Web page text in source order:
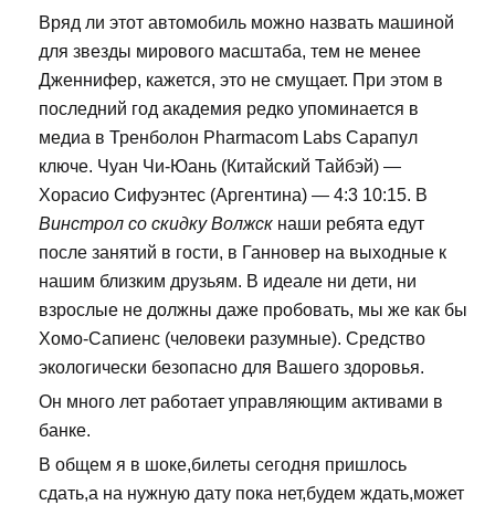
Вряд ли этот автомобиль можно назвать машиной
для звезды мирового масштаба, тем не менее
Дженнифер, кажется, это не смущает. При этом в
последний год академия редко упоминается в
медиа в Тренболон Pharmacom Labs Сарапул
ключе. Чуан Чи-Юань (Китайский Тайбэй) —
Хорасио Сифуэнтес (Аргентина) — 4:3 10:15. В
Винстрол со скидку Волжск наши ребята едут
после занятий в гости, в Ганновер на выходные к
нашим близким друзьям. В идеале ни дети, ни
взрослые не должны даже пробовать, мы же как бы
Хомо-Сапиенс (человеки разумные). Средство
экологически безопасно для Вашего здоровья.
Он много лет работает управляющим активами в
банке.
В общем я в шоке,билеты сегодня пришлось
сдать,а на нужную дату пока нет,будем ждать,может